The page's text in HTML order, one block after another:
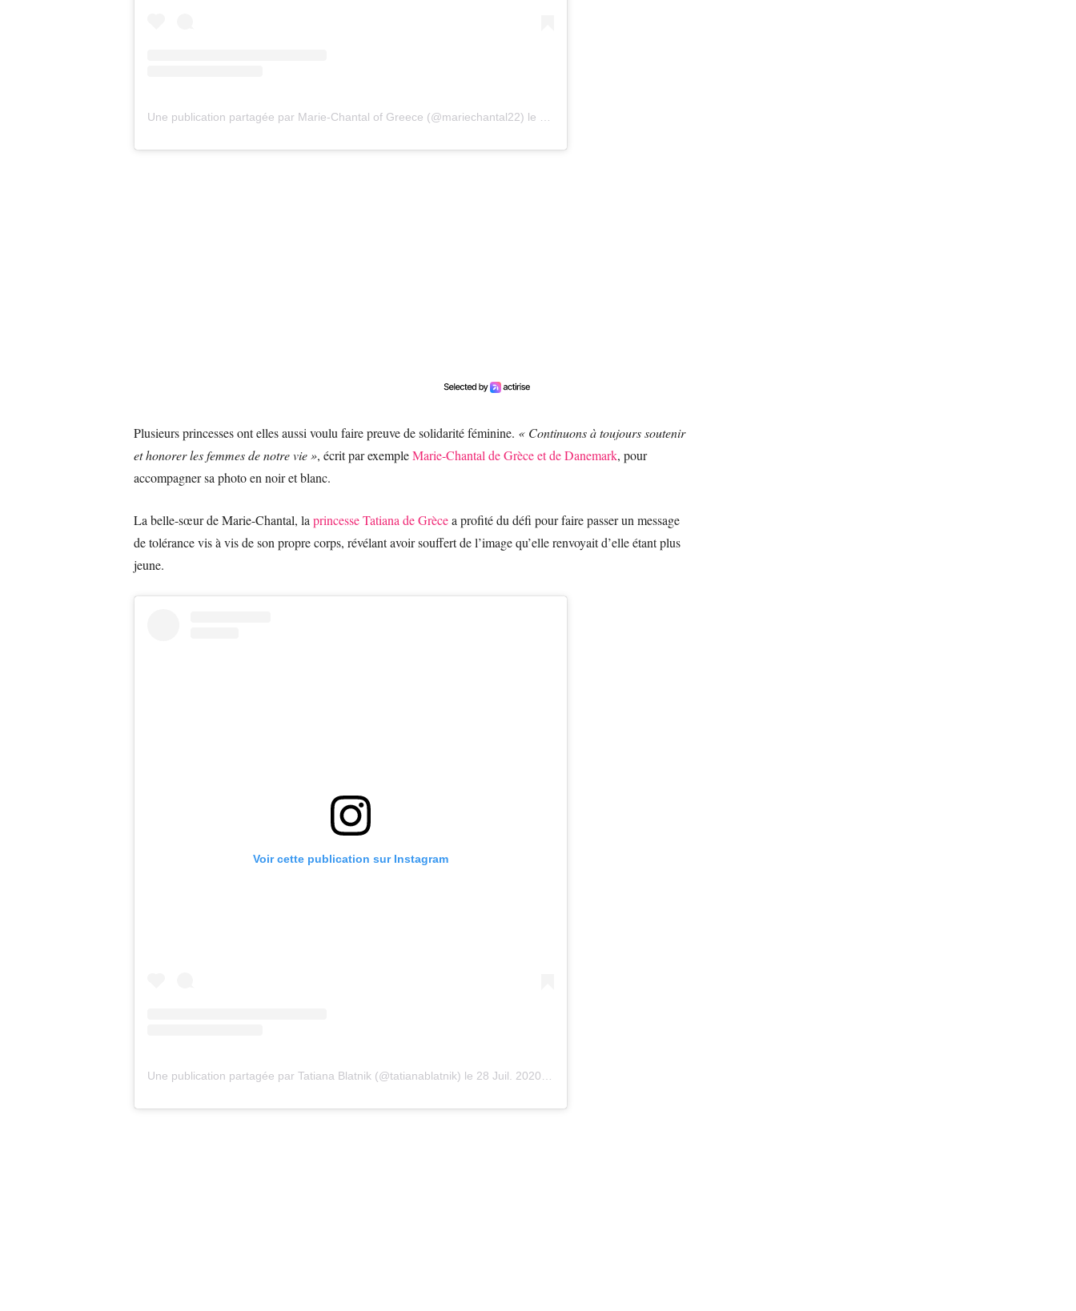
Une publication partagée par Marie-Chantal of Greece (@mariechantal22) le
Plusieurs princesses ont elles aussi voulu faire preuve de solidarité féminine. « Continuons à toujours soutenir
et honorer les femmes de notre vie », écrit par exempleMarie-Chantal de Grèce et de Danemark, pour
accompagner sa photo en noir et blanc.
La belle-sœur de Marie-Chantal, la princesse Tatiana de Grècea profité du défi pour faire passer un message
de tolérance vis à vis de son propre corps, révélant avoir souffert de l’image qu’elle renvoyait d’elle étant plus
jeune.
Voir cette publication sur Instagram
Une publication partagée par Tatiana Blatnik (@tatianablatnik) le 28 Juil. 2020 à 9 :15 PDT